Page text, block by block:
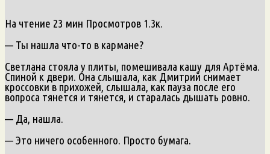
На чтение 23 мин Просмотров 1.3к.
— Ты нашла что-то в кармане?
Светлана стояла у плиты, помешивала кашу для Артёма.
Спиной к двери. Она слышала, как Дмитрий снимает
кроссовки в прихожей, слышала, как пауза после его
вопроса тянется и тянется, и старалась дышать ровно.
— Да, нашла.
— Это ничего особенного. Просто бумага.